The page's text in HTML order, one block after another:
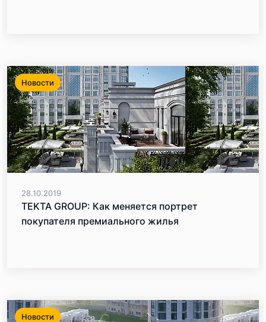
Новости
28.10.2019
TEKTA GROUP: Как меняется портрет
покупателя премиального жилья
Новости